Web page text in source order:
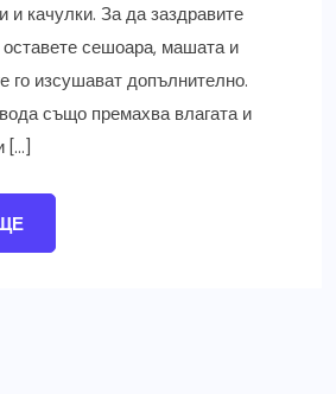
и качулки. За да заздравите
оставете сешоара, машата и
го изсушават допълнително.
също премахва влагата и
[…]